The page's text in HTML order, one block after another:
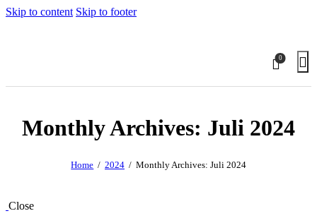
Skip to content Skip to footer
0
Monthly Archives: Juli 2024
Home 2024 Monthly Archives: Juli 2024
Close